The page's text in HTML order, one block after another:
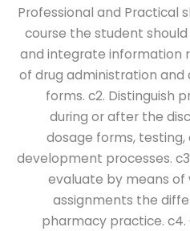
Professional and Practical
course the student
and integrate information
of drug administration and
forms. c2. Distinguish
during or after the
dosage forms,
development processes.
evaluate by means of
assignments the
pharmacy practice.